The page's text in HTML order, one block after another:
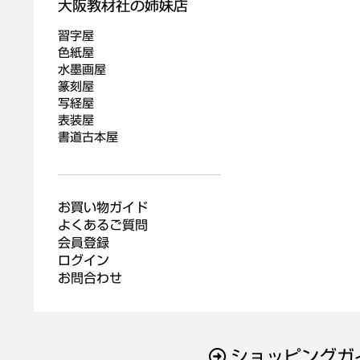
習字屋
色紙屋
水墨画屋
篆刻屋
写経屋
表装屋
書道古本屋
お買い物ガイド
よくあるご質問
会員登録
ログイン
お問合わせ